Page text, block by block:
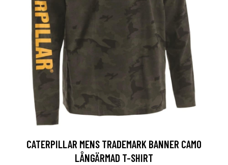
CATERPILLAR MENS TRADEMARK BANNER CAMO
LÅNGÄRMAD T-SHIRT